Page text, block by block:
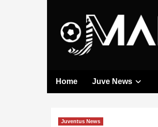
content
Home Juve News
Juventus News